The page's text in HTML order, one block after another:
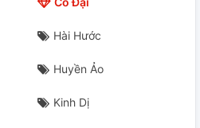
Hài Hước
Huyền Ảo
Kinh Dị